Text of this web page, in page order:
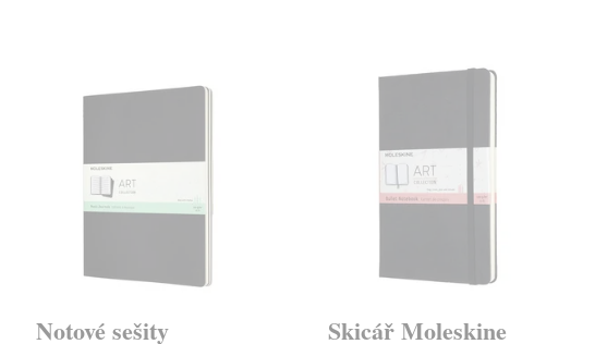
Notové sešity Skicář Moleskine